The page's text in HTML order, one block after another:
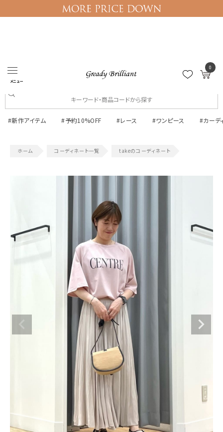
メニュー
0
ログイン マイページ
#新作アイテム #予約10%OFF #レース #ワンピース #カーデ
コーディネート一覧 takeのコーディネート